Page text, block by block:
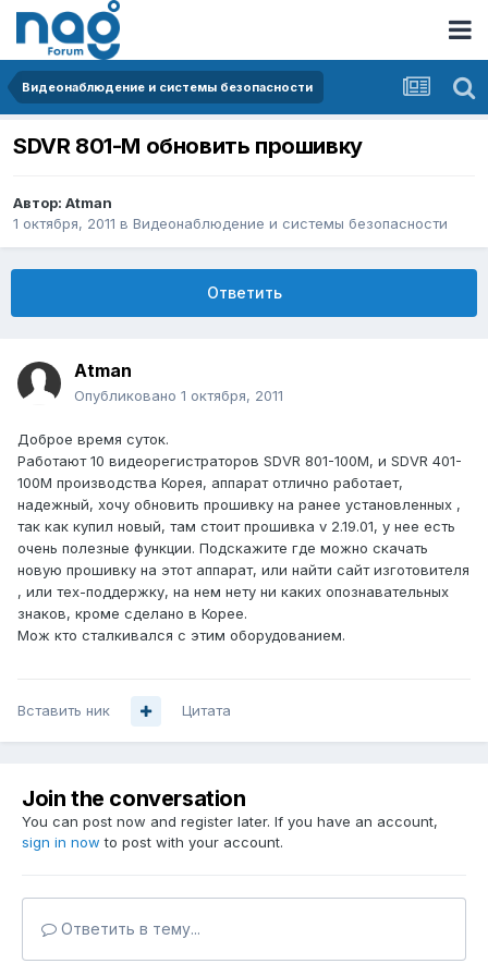
Видеонаблюдение и системы безопасности
SDVR 801-M обновить прошивку
Автор: Atman
1 октября, 2011 в Видеонаблюдение и системы безопасности
Ответить
Atman
Опубликовано 1 октября, 2011
Доброе время суток.
Работают 10 видеорегистраторов SDVR 801-100M, и SDVR 401-
100M производства Корея, аппарат отлично работает,
надежный, хочу обновить прошивку на ранее установленных ,
так как купил новый, там стоит прошивка v 2.19.01, у нее есть
очень полезные функции. Подскажите где можно скачать
новую прошивку на этот аппарат, или найти сайт изготовителя
, или тех-поддержку, на нем нету ни каких опознавательных
знаков, кроме сделано в Корее.
Мож кто сталкивался с этим оборудованием.
Вставить ник Цитата
Join the conversation
You can post now and register later. If you have an account,
sign in now to post with your account.
Ответить в тему...